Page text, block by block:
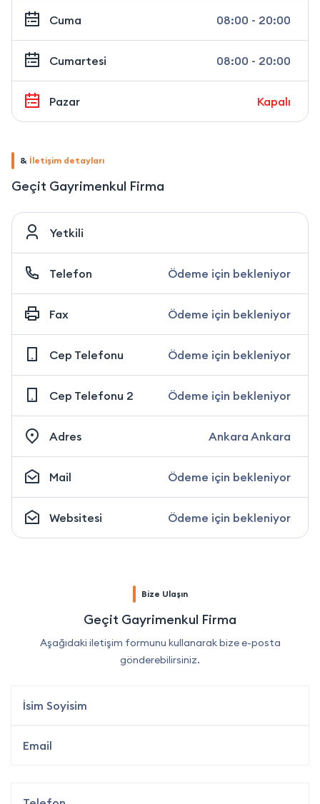
Cuma 08:00 - 20:00
Cumartesi 08:00 - 20:00
Pazar Kapalı
& İletişim detayları
Geçit Gayrimenkul Firma
Yetkili
Telefon Ödeme için bekleniyor
Fax Ödeme için bekleniyor
Cep Telefonu Ödeme için bekleniyor
Cep Telefonu 2 Ödeme için bekleniyor
Adres Ankara Ankara
Mail Ödeme için bekleniyor
Websitesi Ödeme için bekleniyor
Bize Ulaşın
Geçit Gayrimenkul Firma
Aşağıdaki iletişim formunu kullanarak bize e-posta
gönderebilirsiniz.